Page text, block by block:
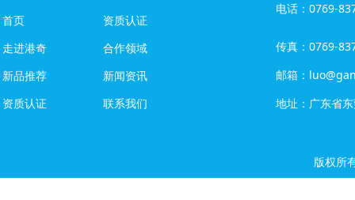
首页
走进港奇
新品推荐
资质认证
资质认证
合作领域
新闻资讯
联系我们
电话：0769-
传真：0769-
邮箱：
地址：广东省
版权